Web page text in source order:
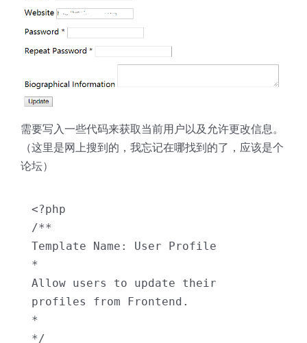
需要写入一些代码来获取当前用户以及允许更改信息。
（这里是网上搜到的，我忘记在哪找到的了，应该是个
论坛）
<?php
/**
Template Name: User Profile
*
Allow users to update their
profiles from Frontend.
*
*/